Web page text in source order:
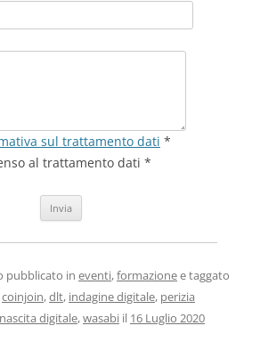
sul trattamento dati *
al trattamento dati *
pubblicato in eventi,formazionee taggato
coinjoin,dlt, indagine digitale, perizia
digitale,wasabi il 16 Luglio 2020